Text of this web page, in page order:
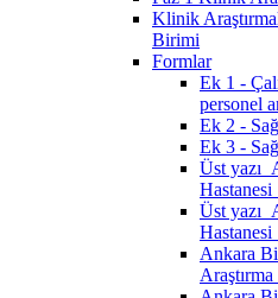
Klinik
Birimi
Formlar
Ek 1 -
personel
Ek 2 -
Ek 3 -
Üst
Üst
Ankara